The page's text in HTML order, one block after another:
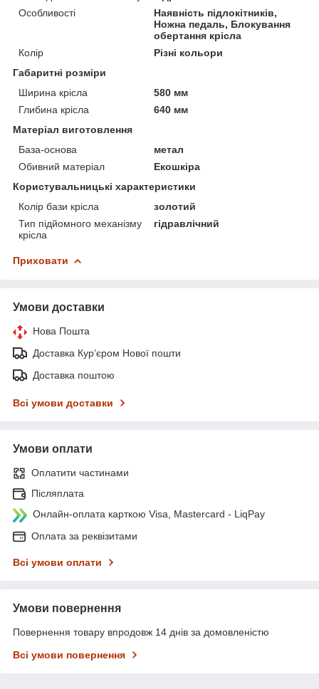
Особливості
Наявність підлокітників,
Ножна педаль, Блокування
обертання крісла
Колір
Різні кольори
Габаритні розміри
Ширина крісла
580 мм
Глибина крісла
640 мм
Матеріал виготовлення
База-основа
метал
Обивний матеріал
Екошкіра
Користувальницькі характеристики
Колір бази крісла
золотий
Тип підйомного механізму
крісла
гідравлічний
Приховати
Умови доставки
Нова Пошта
Доставка Курʼєром Нової пошти
Доставка поштою
Всі умови доставки
Умови оплати
Оплатити частинами
Післяплата
Онлайн-оплата карткою Visa, Mastercard - LiqPay
Оплата за реквізитами
Всі умови оплати
Умови повернення
Повернення товару впродовж 14 днів за домовленістю
Всі умови повернення